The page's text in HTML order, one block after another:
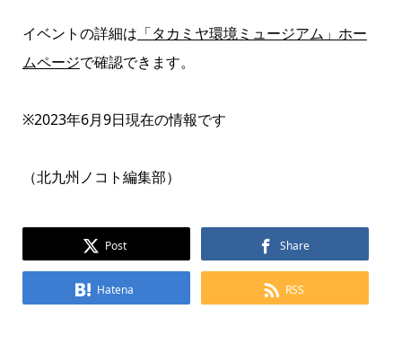
イベントの詳細は 「タカミヤ環境ミュージアム」ホー
ムページで確認できます。
※2023年6月9日現在の情報です
（北九州ノコト編集部）
Post Share
Hatena RSS